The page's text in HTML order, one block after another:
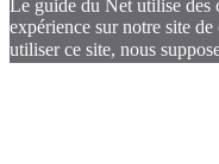
Le guide du Net utilise
expérience sur notre site
utiliser ce site, nous